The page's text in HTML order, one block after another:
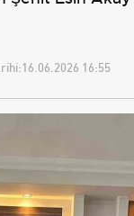
16.06.2026 16:55